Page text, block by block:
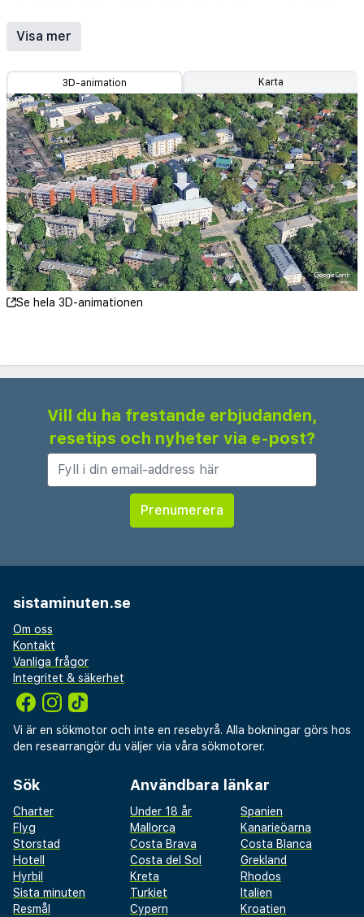
finns telefon, värdeförvaringsskåp och skrivbord.
Avstånd avrundas till närmsta decimal.
Riga Plaza köpcentrum - 1,6 km
Uzvaras parks - 2,7 km
Golden Bowling Center - 3,4 km
Lettlands nationalbibliotek - 3,5 km
Lettlands järnvägshistoriska museum - 3,6 km
Rigas radio- och tv-torn - 4,2 km
SPICE - 4,4 km
Lettiska skyttarnas monument - 4,4 km
Lettlands vetenskapsakademi - 4,5 km
Ockupationsmuseet - 4,5 km
Menzendorffs hus (museum i hus från 1695) - 4,5
Pilsetas kanalen - 4,6 km
Town Hall - 4,6 km
Kolonna Hotel Brigita rekommenderar att du
använder flygplatsen Riga International Airport
flerspråkig personal och bagageförvaring. Planerar du
konferensutrymmen på upp till 200 kvadratmeter,
däribland konferensrum och mötesrum. Avgiftsfri
parkering erbjuds på plats. Passa på att dra nytta av
bland annat gratis wi-fi, en souvenirbutik eller
tidningskiosk och en frisersalong. Detta hotell har
även en tv i allmänt utrymme, hjälp med bokning av
biljetter och guidade turer och reception. Detta hotell
ger dig möjlighet att lyxa till det lite med rumsservice
favoritdrink i boendets bar. Här erbjuds en gratis
frukost att ta med på vardagar mellan 07.00 och 10.00.
Du kommer att ombes att betala följande avgifter
på boendet – avgifterna kan inkludera tillämpliga
skatter:
Stadsskatt: 1.00 EUR per person per natt i upp till 10
Visa mer
3D-animation Karta
Se hela 3D-animationen
Vill du ha frestande erbjudanden,
resetips och nyheter via e-post?
sistaminuten.se
Om oss
Kontakt
Vanliga frågor
Integritet & säkerhet
Vi är en sökmotor och inte en resebyrå. Alla bokningar görs hos
den researrangör du väljer via våra sökmotorer.
Sök
Charter
Flyg
Storstad
Hotell
Hyrbil
Sista minuten
Resmål
Användbara länkar
Under 18 år
Spanien
Mallorca
Kanarieöarna
Costa Brava
Costa Blanca
Costa del Sol
Grekland
Kreta
Rhodos
Turkiet
Italien
Cypern
Kroatien